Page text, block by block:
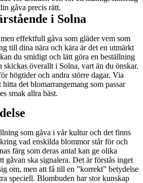
gåva precis rätt.
i Solna
effektfull gåva som gläder vem som
till dina nära och kära är det en utmärkt
du smidigt och lätt göra en beställning
skickas överallt i Solna, vart än du önskar.
högtider och andra större dagar. Via
det blomarrangemang som passar
smak allra bäst.
som gåva i vår kultur och det finns
vad enskilda blommor står för och
färg som deras antal kan ge olika
ska signalera. Det är förstås inget
om, men att få till en ”korrekt” betydelse
har stor kunskap